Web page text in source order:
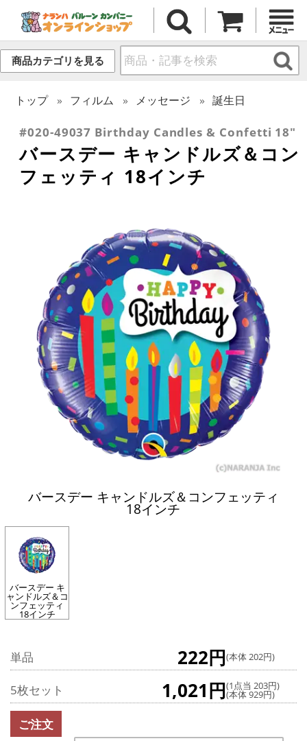
商品カテゴリを見る
トップ フィルム メッセージ 誕生日
#020-49037 Birthday Candles & Confetti 18"
バースデー キャンドルズ＆コン
フェッティ 18インチ
バースデー キャンドルズ＆コンフェッティ
18インチ
バースデー キ
ャンドルズ＆コ
ンフェッティ
18インチ
単品 222円(本体 202円)
5枚セット 1,021円(1点当 203円)
(本体 929円)
ご注文